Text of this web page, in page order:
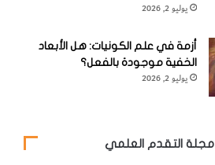
يوليو 2, 2026
أزمة في علم الكونيات: هل الأبعاد
الخفية موجودة بالفعل؟
يوليو 2, 2026
مجلة التقدم العلمي